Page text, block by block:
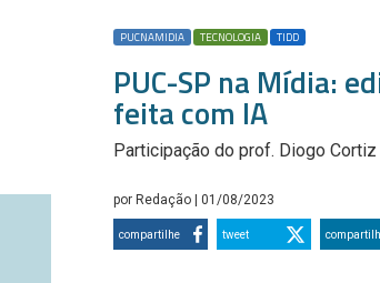
PUCNAMIDIA TECNOLOGIA TIDD
PUC-SP na Mídia:
feita com IA
Participação do prof. Diogo Cortiz
por Redação | 01/08/2023
compartilhe tweet